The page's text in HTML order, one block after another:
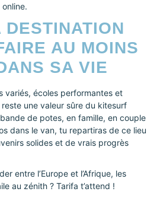
AU MOINS
SA VIE
variés, écoles performantes et
une valeur sûre du kitesurf
de potes, en famille, en couple
dans le van, tu repartiras de ce lieu
solides et de vrais progrès
entre l’Europe et l’Afrique, les
au zénith ? Tarifa t’attend !